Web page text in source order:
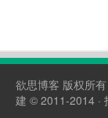
欲思博客 版权所
建 © 2011-2014 ·